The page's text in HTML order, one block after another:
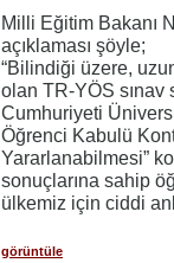
Milli Eğitim Bakanı
açıklaması şöyle;
“Bilindiği üzere,
olan TR-YÖS sınav
Cumhuriyeti
Öğrenci Kabulü
Yararlanabilmesi”
sonuçlarına sahip
ülkemiz için ciddi
görüntüle